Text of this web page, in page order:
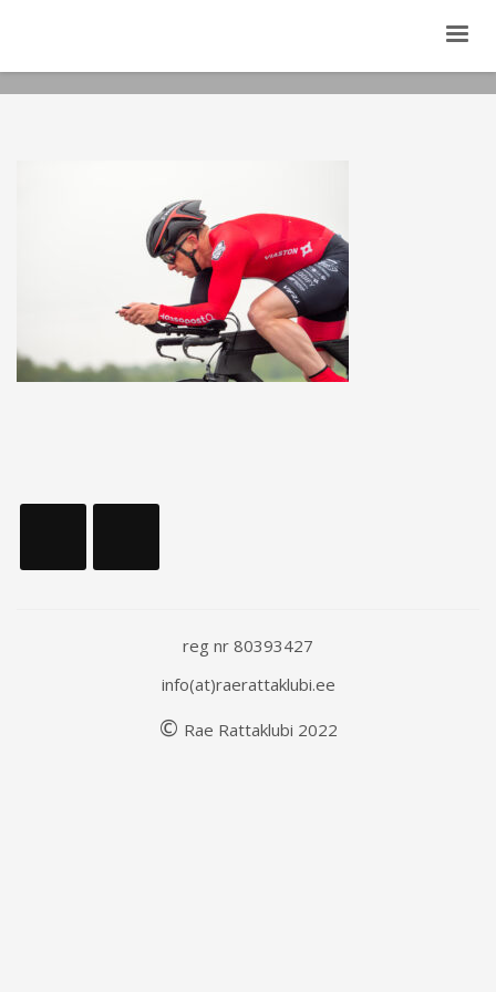
reg nr 80393427
info(at)raerattaklubi.ee
© Rae Rattaklubi 2022